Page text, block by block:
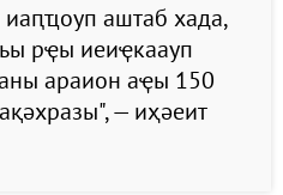
аштаб хада,
рҿы иеиҿкаауп
араион аҿы 150
— иҳәеит